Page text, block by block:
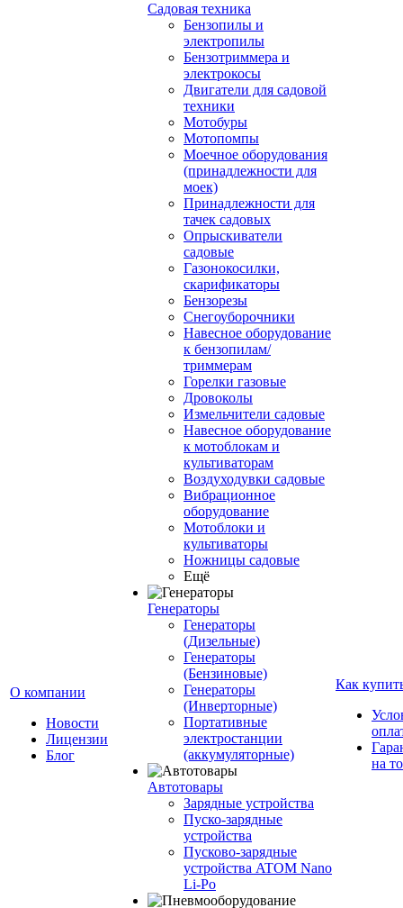
О компании
Новости
Лицензии
Блог
Садовая техника
Бензопилы и
электропилы
Бензотриммера и
электрокосы
Двигатели для садовой
техники
Мотобуры
Мотопомпы
Моечное оборудования
(принадлежности для
моек)
Принадлежности для
тачек садовых
Опрыскиватели
садовые
Газонокосилки,
скарификаторы
Бензорезы
Снегоуборочники
Навесное оборудование
к бензопилам/
триммерам
Горелки газовые
Дровоколы
Измельчители садовые
Навесное оборудование
к мотоблокам и
культиваторам
Воздуходувки садовые
Вибрационное
оборудование
Мотоблоки и
культиваторы
Ножницы садовые
Ещё
Генераторы
Генераторы
(Дизельные)
Генераторы
(Бензиновые)
Генераторы
(Инверторные)
Портативные
электростанции
(аккумуляторные)
Автотовары
Зарядные устройства
Пуско-зарядные
устройства
Пусково-зарядные
устройства ATOM Nano
Li-Po
Как
на